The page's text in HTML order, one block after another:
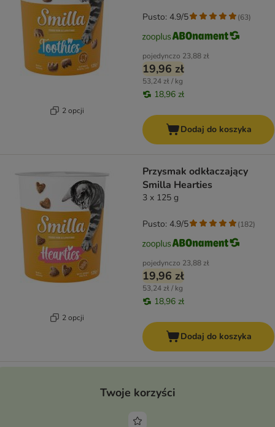
2 opcji
pojedynczo 23,88 zł
19,96 zł
53,24 zł / kg
18,96 zł
Pusto: 4.9/5 (63)
Dodaj do koszyka
2 opcji
Przysmak odkłaczający
Smilla Hearties
3 x 125 g
pojedynczo 23,88 zł
19,96 zł
53,24 zł / kg
18,96 zł
Pusto: 4.9/5 (182)
Dodaj do koszyka
Twoje korzyści